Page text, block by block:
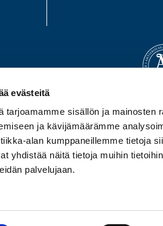
evästeitä
tarjoamamme sisällön ja mainosten
ja kävijämäärämme
alan kumppaneillemme tietoja
yhdistää näitä tietoja muihin
palvelujaan.